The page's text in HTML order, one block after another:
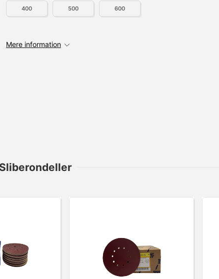
400 500 600
Mere information